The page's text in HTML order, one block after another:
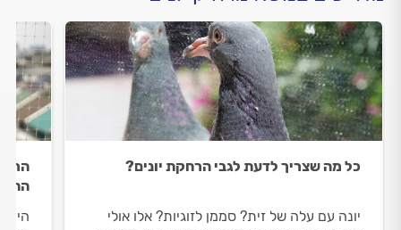
כל מה שצריך לדעת לגבי הרחקת יונים?
יונה עם עלה של זית? סממן לזוגיות? אלו אולי